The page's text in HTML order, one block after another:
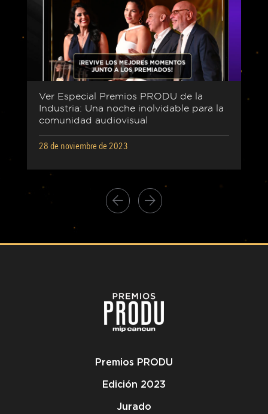
Ver Especial Premios PRODU de la
Industria: Una noche inolvidable para la
comunidad audiovisual
28 de noviembre de 2023
Premios PRODU
Edición 2023
Jurado